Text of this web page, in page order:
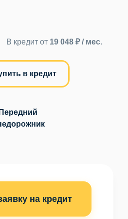
В кредит от 19 048 ₽ / мес.
в кредит
Передний
на кредит